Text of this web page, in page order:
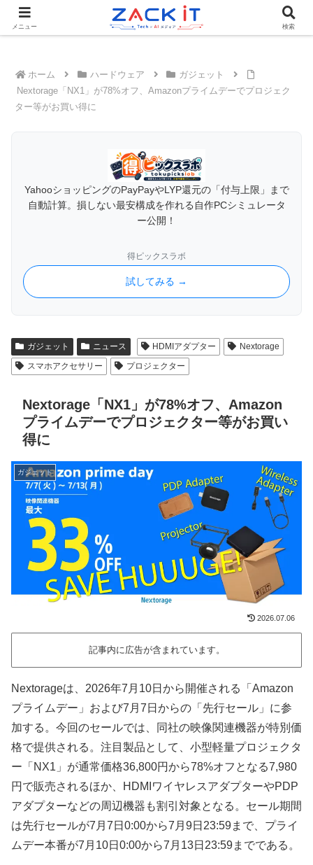
Tech×AIメディア『ZACK IT - 未来をもっと身近に』
ホーム ハードウェア
ガジェット
Nextorage「NX1」が78%オフ、Amazonプライムデーでプロジェク
ター等がお買い得に
YahooショッピングのPayPayやLYP還元の「付与上限」まで
自動計算。損しない最安構成を作れる自作PCシミュレータ
ー公開！
得ピックスラボ
試してみる →
ガジェット ニュース HDMIアダプター
Nextorage
スマホアクセサリー
プロジェクター
Nextorage「NX1」が78%オフ、Amazon
プライムデーでプロジェクター等がお買い
得に
ガジェット
2026.07.06
記事内に広告が含まれています。
Nextorageは、2026年7月10日から開催される「Amazon
プライムデー」および7月7日からの「先行セール」に参
加する。今回のセールでは、同社の映像関連機器が特別価
格で提供される。注目製品として、小型軽量プロジェクタ
ー「NX1」が通常価格36,800円から78%オフとなる7,980
円で販売されるほか、HDMIワイヤレスアダプターやPDP
アダプターなどの周辺機器も割引対象となる。セール期間
は先行セールが7月7日0:00から7月9日23:59まで、プライ
ムデー本番が7月10日0:00から7月13日23:59までである。
メニュー 検索